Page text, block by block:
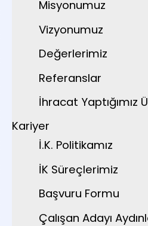
Misyonumuz
Vizyonumuz
Değerlerimiz
Referanslar
İhracat Yaptığımız
Kariyer
İ.K. Politikamız
İK Süreçlerimiz
Başvuru Formu
Çalışan Adayı